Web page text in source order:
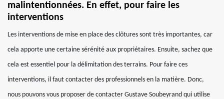
malintentionnées. En effet, pour faire les
interventions
Les interventions de mise en place des clôtures sont très importantes, car
cela apporte une certaine sérénité aux propriétaires. Ensuite, sachez que
cela est essentiel pour la délimitation des terrains. Pour faire ces
interventions, il faut contacter des professionnels en la matière. Donc,
nous pouvons vous proposer de contacter Gustave Soubeyrand qui utilise